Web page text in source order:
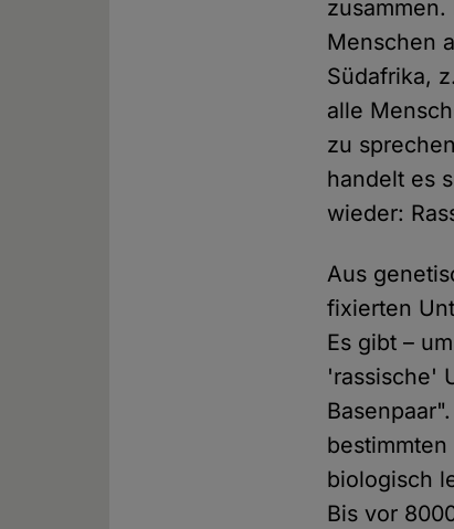
Menschen
Südafrika,
alle
zu
handelt es
wieder:
Aus
fixierten
Es gibt –
'rassische'
biologisch
Bis vor